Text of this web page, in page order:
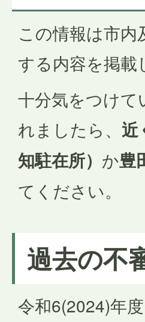
この情報は市
する内容を掲載
十分気をつけ
れましたら、 近
知駐在所） か豊
てください。
過去の不
令和6(2024)年